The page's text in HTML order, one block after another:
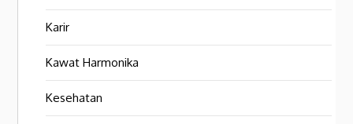
Karir
Kawat Harmonika
Kesehatan